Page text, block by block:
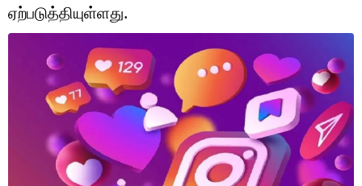
வைரல்
ஹெஃல்த்
ஷார்ட் வீடியோஸ்
வலை கதைகள்
போட்டோ கேலரி
ஏற்படுத்தியுள்ளது.